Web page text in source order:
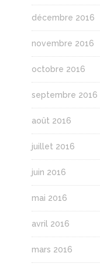
décembre 2016
novembre 2016
octobre 2016
septembre 2016
août 2016
juillet 2016
juin 2016
mai 2016
avril 2016
mars 2016